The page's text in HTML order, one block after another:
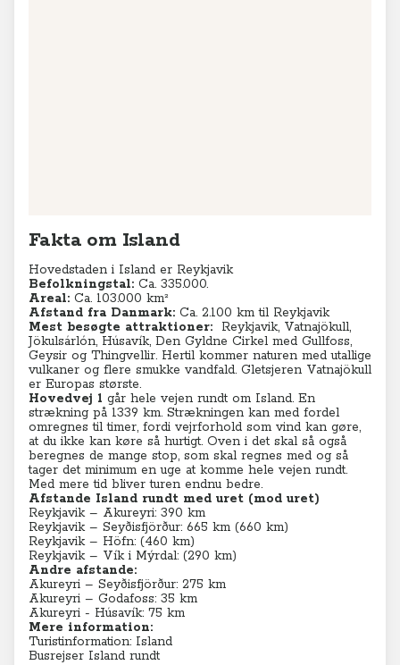
Fakta om Island
Hovedstaden i Island er Reykjavik
Befolkningstal: Ca. 335.000.
Areal: Ca. 103.000 km²
Afstand fra Danmark: Ca. 2.100 km til Reykjavik
Mest besøgte attraktioner: Reykjavik, Vatnajökull,
Jökulsárlón, Húsavík, Den Gyldne Cirkel med Gullfoss,
Geysir og Thingvellir. Hertil kommer naturen med utallige
vulkaner og flere smukke vandfald. Gletsjeren Vatnajökull
er Europas største.
Hovedvej 1 går hele vejen rundt om Island. En
strækning på 1339 km. Strækningen kan med fordel
omregnes til timer, fordi vejrforhold som vind kan gøre,
at du ikke kan køre så hurtigt. Oven i det skal så også
beregnes de mange stop, som skal regnes med og så
tager det minimum en uge at komme hele vejen rundt.
Med mere tid bliver turen endnu bedre.
Afstande Island rundt med uret (mod uret)
Reykjavik – Akureyri: 390 km
Reykjavik – Seyðisfjörður: 665 km (660 km)
Reykjavik – Höfn: (460 km)
Reykjavik – Vík i Mýrdal: (290 km)
Andre afstande:
Akureyri – Seyðisfjörður: 275 km
Akureyri – Godafoss: 35 km
Akureyri - Húsavík: 75 km
Mere information:
Turistinformation: Island
Busrejser Island rundt